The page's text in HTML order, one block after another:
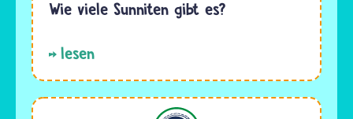
Wie viele Sunniten gibt es?
lesen